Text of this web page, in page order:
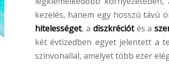
kezelés, hanem egy hosszú távú
hitelességet, a diszkréciótés a
két évtizedben egyet jelentett a
színvonallal, amelyet több ezer